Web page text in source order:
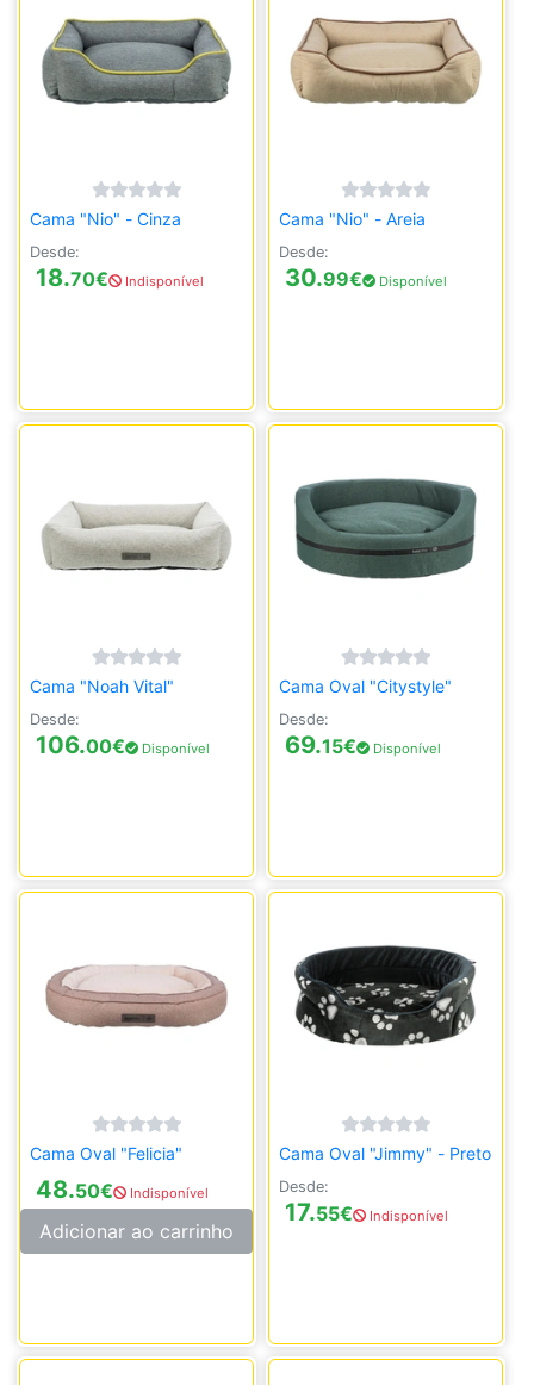
Cama "Nio" - Cinza
Desde:
18.70€ Indisponível
Cama "Nio" - Areia
Desde:
30.99€ Disponível
Cama "Noah Vital"
Desde:
106.00€ Disponível
Cama Oval "Citystyle"
Desde:
69.15€ Disponível
Cama Oval "Felicia"
48.50€ Indisponível
Adicionar ao carrinho
Cama Oval "Jimmy" - Preto
Desde:
17.55€ Indisponível